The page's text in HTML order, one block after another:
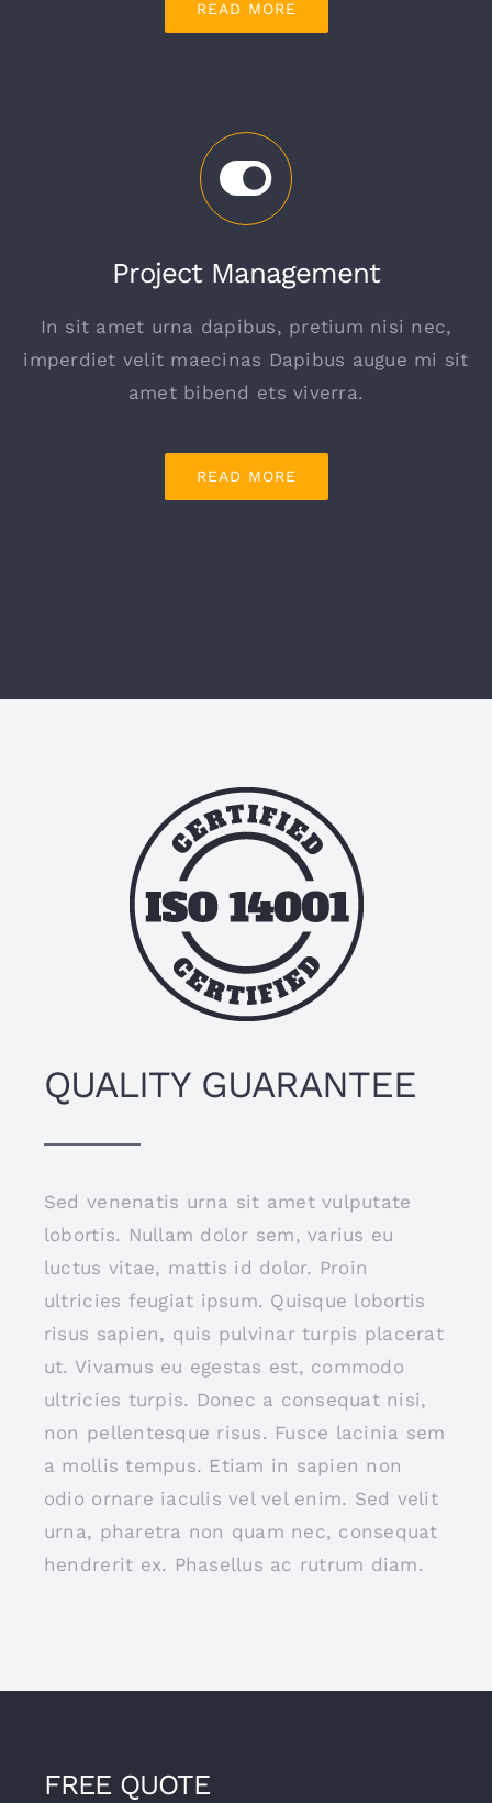
READ MORE
Project Management
In sit amet urna dapibus, pretium nisi nec,
imperdiet velit maecinas Dapibus augue mi sit
amet bibend ets viverra.
READ MORE
QUALITY GUARANTEE
Sed venenatis urna sit amet vulputate
lobortis. Nullam dolor sem, varius eu
luctus vitae, mattis id dolor. Proin
ultricies feugiat ipsum. Quisque lobortis
risus sapien, quis pulvinar turpis placerat
ut. Vivamus eu egestas est, commodo
ultricies turpis. Donec a consequat nisi,
non pellentesque risus. Fusce lacinia sem
a mollis tempus. Etiam in sapien non
odio ornare iaculis vel vel enim. Sed velit
urna, pharetra non quam nec, consequat
hendrerit ex. Phasellus ac rutrum diam.
FREE QUOTE